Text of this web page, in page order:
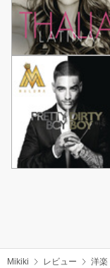
Mikiki レビュー 洋楽